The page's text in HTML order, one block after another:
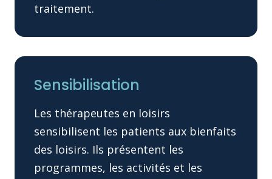
traitement.
Sensibilisation
Les thérapeutes en loisirs
sensibilisent les patients aux bienfaits
des loisirs. Ils présentent les
programmes, les activités et les